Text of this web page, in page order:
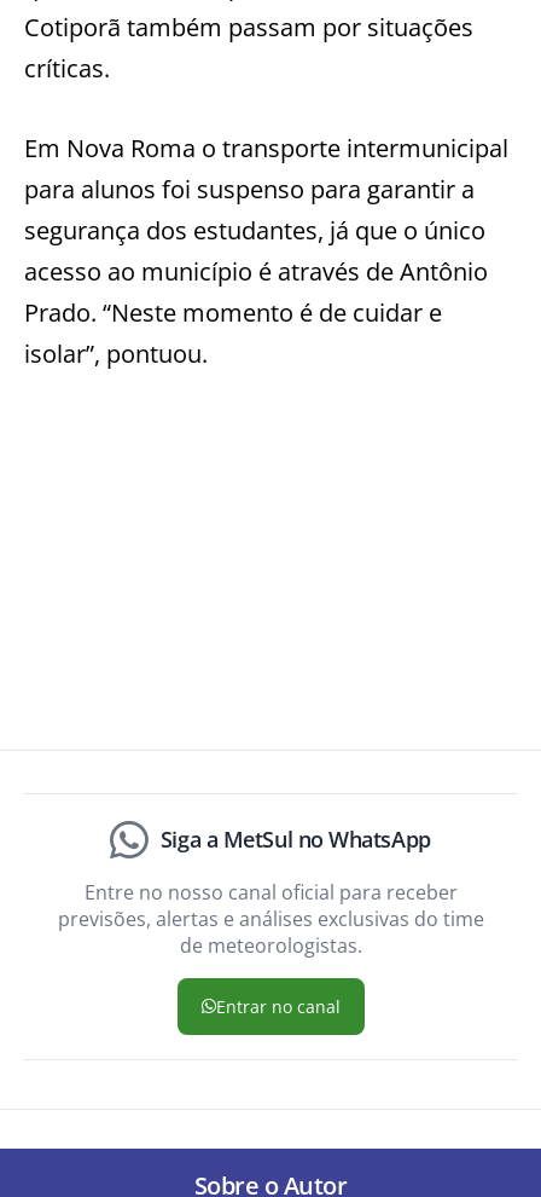
Cotiporã também passam por situações
críticas.
Em Nova Roma o transporte intermunicipal
para alunos foi suspenso para garantir a
segurança dos estudantes, já que o único
acesso ao município é através de Antônio
Prado. “Neste momento é de cuidar e
isolar”, pontuou.
Siga a MetSul no WhatsApp
Entre no nosso canal oficial para receber
previsões, alertas e análises exclusivas do time
de meteorologistas.
Entrar no canal
Sobre o Autor